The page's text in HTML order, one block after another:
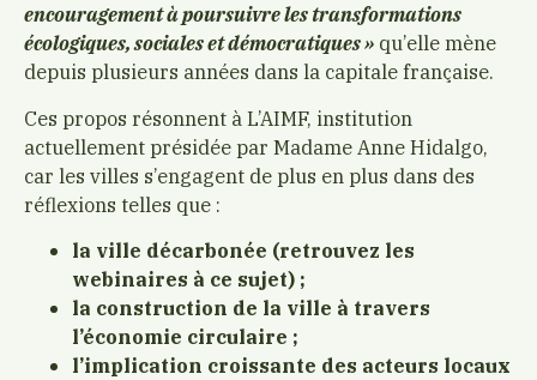
encouragement à poursuivre les transformations
écologiques, sociales et démocratiques » qu’elle mène
depuis plusieurs années dans la capitale française.
Ces propos résonnent à L’AIMF, institution
actuellement présidée par Madame Anne Hidalgo,
car les villes s’engagent de plus en plus dans des
réflexions telles que :
la ville décarbonée (retrouvez les
webinaires à ce sujet) ;
la construction de la ville à travers
l’économie circulaire ;
l’implication croissante des acteurs locaux